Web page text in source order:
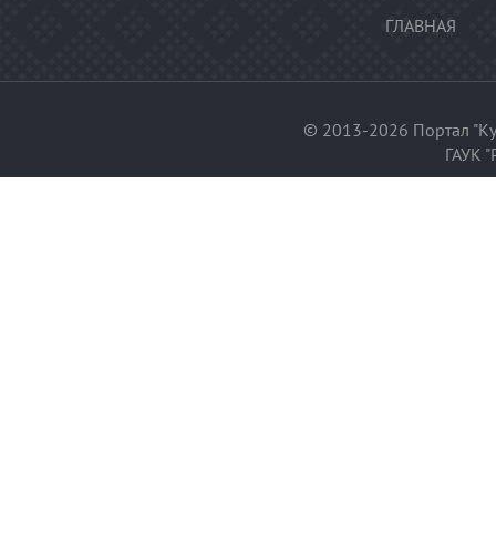
ГЛАВНАЯ
© 2013-2026 Портал
ГАУК